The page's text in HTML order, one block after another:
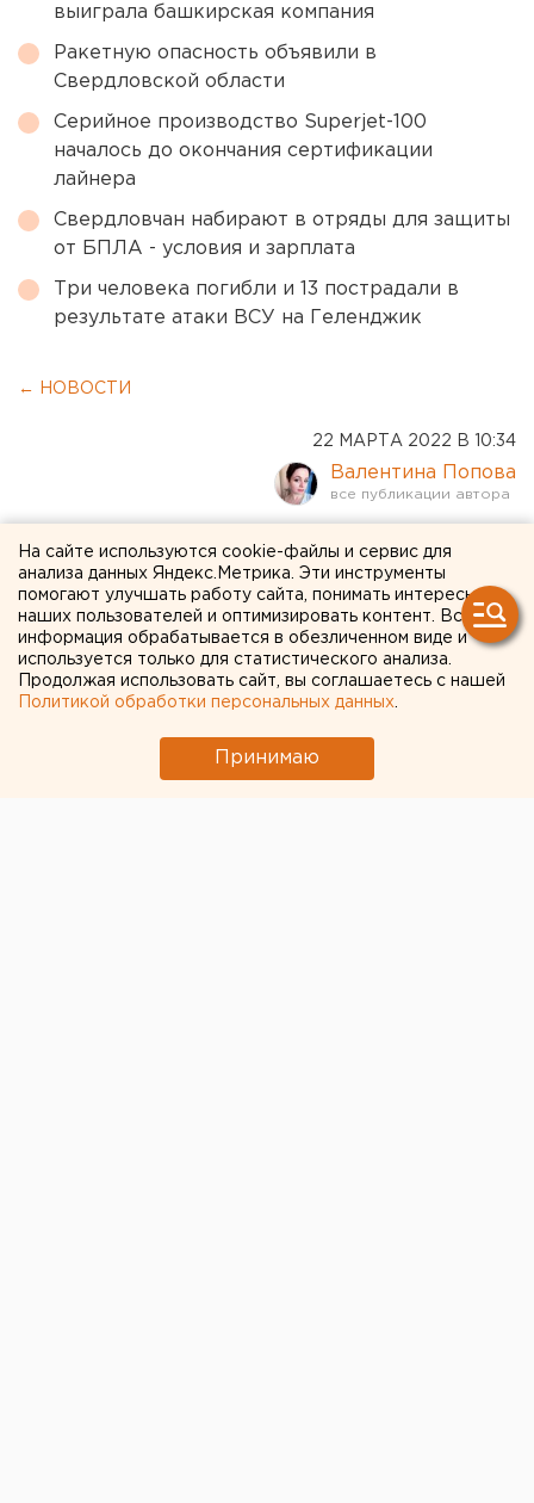
выиграла башкирская компания
Ракетную опасность объявили в
Свердловской области
Серийное производство Superjet-100
началось до окончания сертификации
лайнера
Свердловчан набирают в отряды для защиты
от БПЛА - условия и зарплата
Три человека погибли и 13 пострадали в
результате атаки ВСУ на Геленджик
← НОВОСТИ
22 МАРТА 2022 В 10:34
Валентина Попова
Меняю на кило сахара: на
«Авито» в Екатеринбурге
набирает популярность
сладкая валюта
На сайте используются cookie-файлы и сервис для
анализа данных Яндекс.Метрика. Эти инструменты
помогают улучшать работу сайта, понимать интересы
наших пользователей и оптимизировать контент. Вся
информация обрабатывается в обезличенном виде и
используется только для статистического анализа.
Продолжая использовать сайт, вы соглашаетесь с нашей
Политикой обработки персональных данных
Принимаю